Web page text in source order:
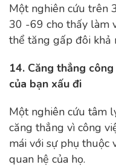
Một nghiên cứu trên
30 -69 cho thấy làm
thể tăng gấp đôi khả
14. Căng thẳng
của bạn xấu đi
Một nghiên cứu tâm
căng thẳng vì công
mái với sự phụ thuộc
quan hệ của họ.